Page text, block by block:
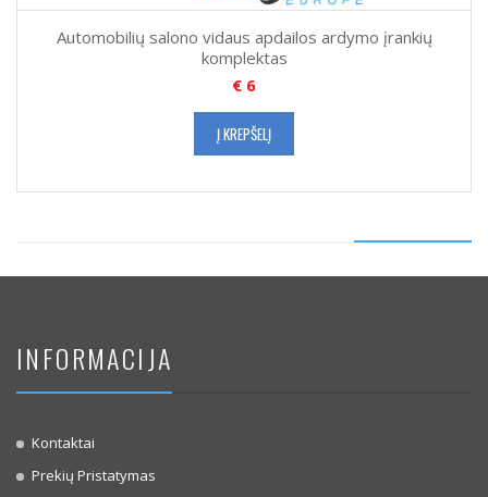
Automobilių salono vidaus apdailos ardymo įrankių
komplektas
€ 6
Į KREPŠELĮ
INFORMACIJA
Kontaktai
Prekių Pristatymas